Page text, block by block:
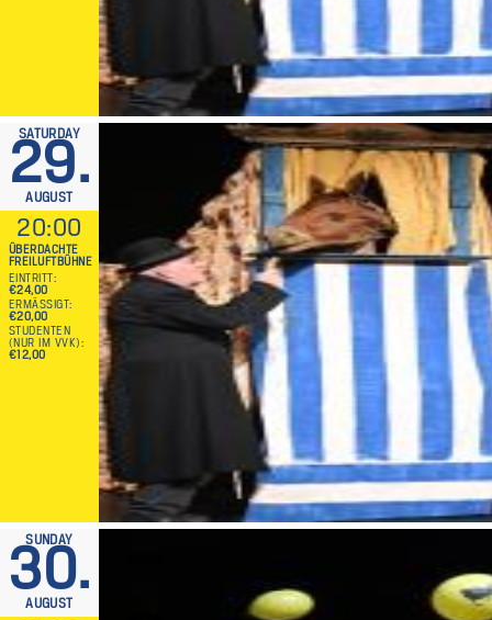
SATURDAY
29.
AUGUST
20:00
ÜBERDACHTE
FREILUFTBÜHNE
EINTRITT
€24,00
ERMÄSSIGT
€20,00
STUDENTEN
(NUR IM VVK)
€12,00
SUNDAY
30.
AUGUST